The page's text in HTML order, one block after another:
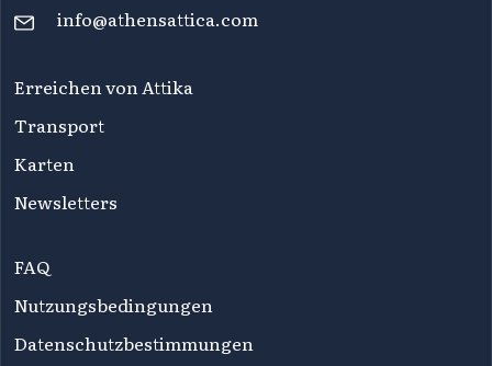
info@athensattica.com
Erreichen von Attika
Transport
Karten
Newsletters
FAQ
Nutzungsbedingungen
Datenschutzbestimmungen